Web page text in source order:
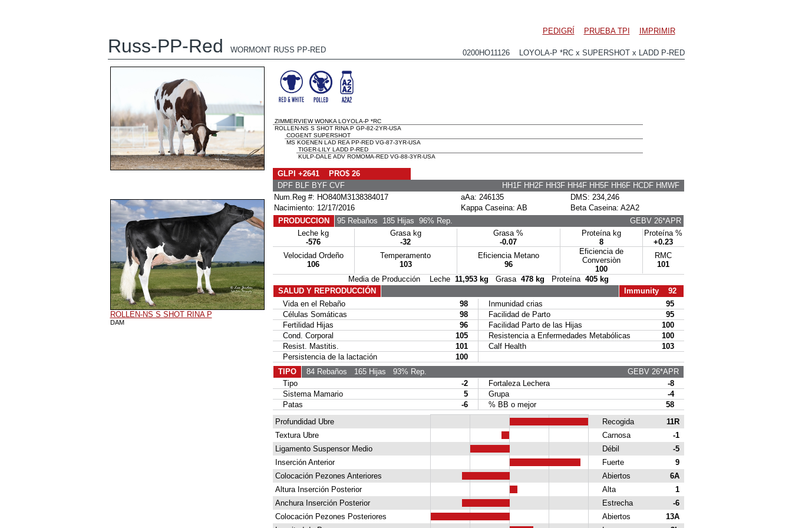
PEDIGRÍ PRUEBA TPI IMPRIMIR
Russ-PP-Red WORMONT RUSS PP-RED 0200HO11126 LOYOLA-P *RC x SUPERSHOT x LADD P-RED
ROLLEN-NS S SHOT RINA P
DAM
ZIMMERVIEW WONKA LOYOLA-P *RC
ROLLEN-NS S SHOT RINA P GP-82-2YR-USA
COGENT SUPERSHOT
MS KOENEN LAD REA PP-RED VG-87-3YR-USA
TIGER-LILY LADD P-RED
KULP-DALE ADV ROMOMA-RED VG-88-3YR-USA
GLPI +2641 PRO$ 26
DPF BLF BYF CVF
HH1F HH2F HH3F HH4F HH5F HH6F HCDF HMWF
Num.Reg #: HO840M3138384017
aAa: 246135
DMS: 234,246
Nacimiento: 12/17/2016
Kappa Caseina: AB
Beta Caseina: A2A2
PRODUCCION
95 Rebaños 185 Hijas 96% Rep.
GEBV 26*APR
Leche kg
-576
Grasa kg
-32
Grasa %
-0.07
Proteína kg
8
Proteína %
+0.23
Velocidad Ordeño
106
Temperamento
103
Eficiencia Metano
96
Eficiencia de
Conversiòn
100
RMC
101
Media de Producción Leche 11,953 kg Grasa 478 kg Proteína 405 kg
SALUD Y REPRODUCCIÓN
Immunity 92
Vida en el Rebaño
98 Inmunidad crias
95
Células Somáticas
98 Facilidad de Parto
95
Fertilidad Hijas
96 Facilidad Parto de las Hijas
100
Cond. Corporal
105 Resistencia a Enfermedades Metabólicas
100
Resist. Mastitis.
101 Calf Health
103
Persistencia de la lactación
100
TIPO
84 Rebaños 165 Hijas 93% Rep.
GEBV 26*APR
Tipo
-2 Fortaleza Lechera
-8
Sistema Mamario
5 Grupa
-4
Patas
-6 % BB o mejor
58
Profundidad Ubre
Recogida
11R
Textura Ubre
Carnosa
-1
Ligamento Suspensor Medio
Débil
-5
Inserción Anterior
Fuerte
9
Colocación Pezones Anteriores
Abiertos
6A
Altura Inserción Posterior
Alta
1
Anchura Inserción Posterior
Estrecha
-6
Colocación Pezones Posteriores
Abiertos
13A